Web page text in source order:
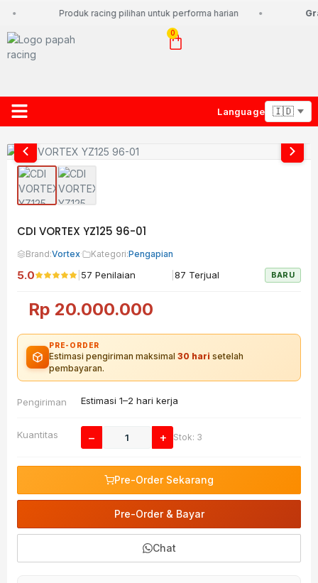
Produk racing pilihan untuk performa harian
0
Language
CDI VORTEX YZ125 96-01
Brand:Vortex· Kategori:Pengapian
5.0 57 Penilaian 87 Terjual BARU
Rp 20.000.000
PRE-ORDER
Estimasi pengiriman maksimal 30 hari setelah
pembayaran.
Pengiriman Estimasi 1–2 hari kerja
Kuantitas − + Stok: 3
Pre-Order Sekarang
Pre-Order & Bayar
Chat